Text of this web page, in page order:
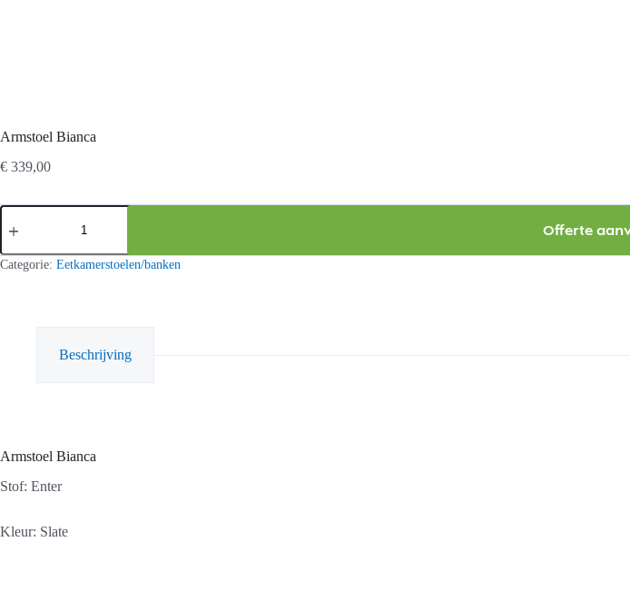
Armstoel Bianca
€ 339,00
Armstoel
Bianca
Offerte
Categorie: Eetkamerstoelen/banken
Beschrijving
Armstoel Bianca
Stof: Enter
Kleur: Slate